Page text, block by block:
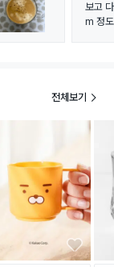
보고
m 정
전체보기